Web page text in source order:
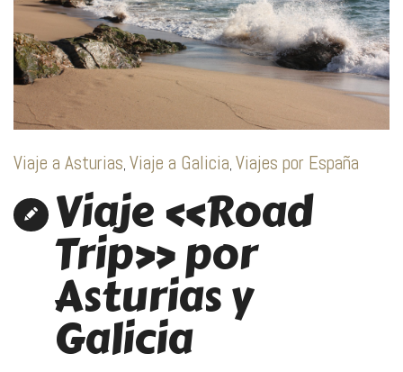
Viaje a Asturias, Viaje a Galicia, Viajes por España
Viaje «Road
Trip» por
Asturias y
Galicia